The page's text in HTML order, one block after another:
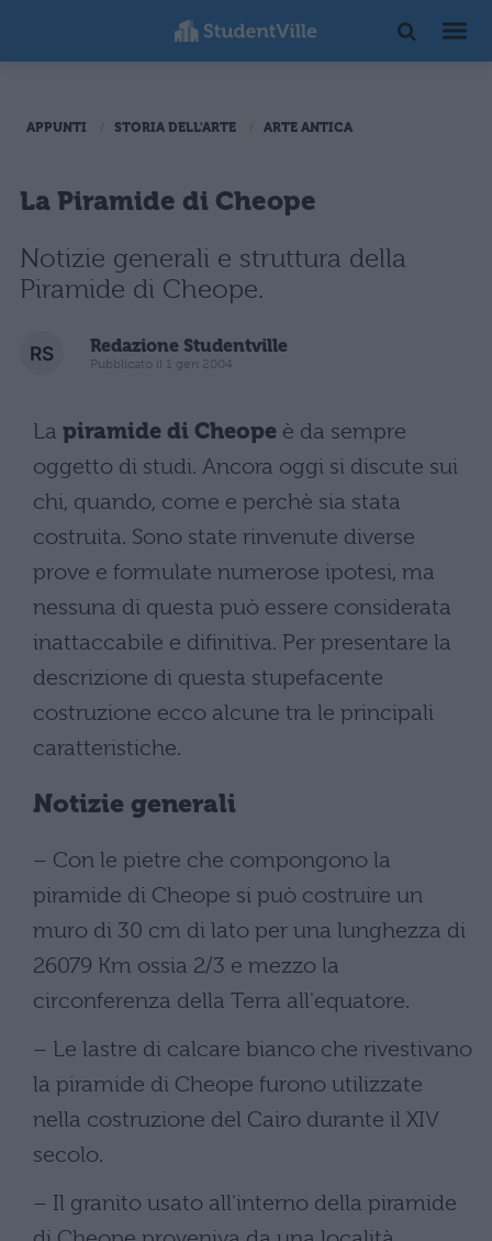
APPUNTI STORIA DELL'ARTE ARTE ANTICA
La Piramide di Cheope
Notizie generali e struttura della
Piramide di Cheope.
Redazione Studentville
Pubblicato il 1 gen 2004
La piramide di Cheope è da sempre
oggetto di studi. Ancora oggi si discute sui
chi, quando, come e perchè sia stata
costruita. Sono state rinvenute diverse
prove e formulate numerose ipotesi, ma
nessuna di questa può essere considerata
inattaccabile e difinitiva. Per presentare la
descrizione di questa stupefacente
costruzione ecco alcune tra le principali
caratteristiche.
Notizie generali
– Con le pietre che compongono la
piramide di Cheope si può costruire un
muro di 30 cm di lato per una lunghezza di
26079 Km ossia 2/3 e mezzo la
circonferenza della Terra all'equatore.
– Le lastre di calcare bianco che rivestivano
la piramide di Cheope furono utilizzate
nella costruzione del Cairo durante il XIV
secolo.
– Il granito usato all'interno della piramide